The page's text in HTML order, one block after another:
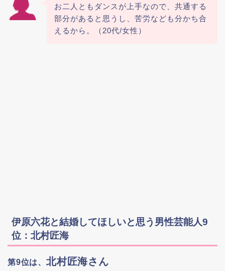
お二人ともダンスが上手なので、共通する
部分があると思うし、苦労なども分かち合
えるから。（20代/女性）
伊原六花と結婚してほしいと思う男性芸能人9
位：北村匠海
第9位は、 北村匠海さん